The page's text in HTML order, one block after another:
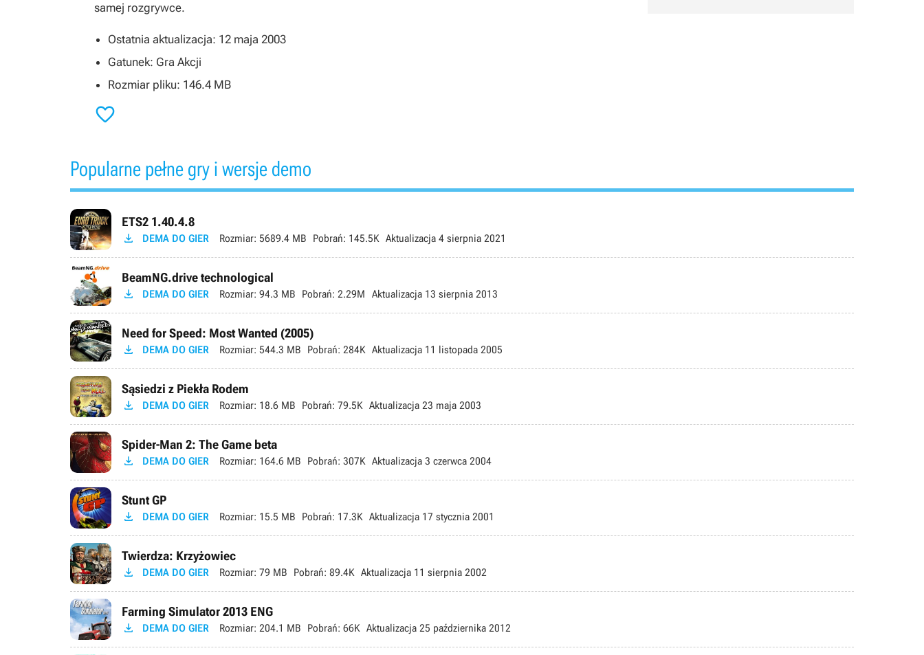
samej rozgrywce.
Ostatnia aktualizacja: 12 maja 2003
Gatunek: Gra Akcji
Rozmiar pliku: 146.4 MB

Popularne pełne gry i wersje demo
ETS2 1.40.4.8
 DEMA DO GIER Rozmiar: 5689.4 MB Pobrań: 145.5K Aktualizacja 4 sierpnia 2021
BeamNG.drive technological
 DEMA DO GIER Rozmiar: 94.3 MB Pobrań: 2.29M Aktualizacja 13 sierpnia 2013
Need for Speed: Most Wanted (2005)
 DEMA DO GIER Rozmiar: 544.3 MB Pobrań: 284K Aktualizacja 11 listopada 2005
Sąsiedzi z Piekła Rodem
 DEMA DO GIER Rozmiar: 18.6 MB Pobrań: 79.5K Aktualizacja 23 maja 2003
Spider-Man 2: The Game beta
 DEMA DO GIER Rozmiar: 164.6 MB Pobrań: 307K Aktualizacja 3 czerwca 2004
Stunt GP
 DEMA DO GIER Rozmiar: 15.5 MB Pobrań: 17.3K Aktualizacja 17 stycznia 2001
Twierdza: Krzyżowiec
 DEMA DO GIER Rozmiar: 79 MB Pobrań: 89.4K Aktualizacja 11 sierpnia 2002
Farming Simulator 2013 ENG
 DEMA DO GIER Rozmiar: 204.1 MB Pobrań: 66K Aktualizacja 25 października 2012